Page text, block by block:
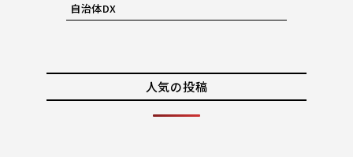
自治体DX
人気の投稿